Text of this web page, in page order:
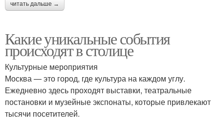
читать дальше →
Какие уникальные события
происходят в столице
Культурные мероприятия
Москва — это город, где культура на каждом углу.
Ежедневно здесь проходят выставки, театральные
постановки и музейные экспонаты, которые привлекают
тысячи посетителей.